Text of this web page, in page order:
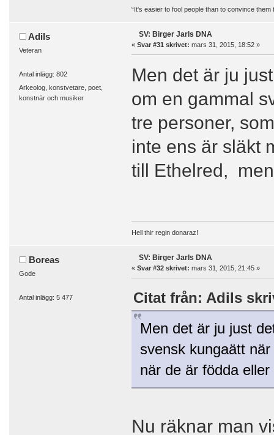
“It's easier to fool people than to convince them
Adils
Veteran
Antal inlägg: 802
Arkeolog, konstvetare, poet,
konstnär och musiker
SV: Birger Jarls DNA
« Svar #31 skrivet: mars 31, 2015, 18:52 »
Men det är ju
om en gammal
tre personer,
inte ens är släkt
till Ethelred,
Hell thir regin donaraz!
Boreas
Gode
Antal inlägg: 5 477
SV: Birger Jarls DNA
« Svar #32 skrivet: mars 31, 2015, 21:45 »
Citat från: Adils
Men det är ju just
svensk kungaätt
när de är födda
Nu räknar man